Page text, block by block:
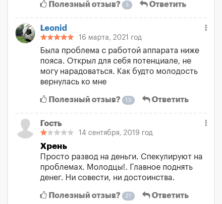
Полезный отзыв? 3 Ответить
Leonid
16 марта, 2021 год
Была проблема с работой аппарата ниже
пояса. Открыл для себя потенциале, не
могу нарадоваться. Как будто молодость
вернулась ко мне
Полезный отзыв? 13 Ответить
Гость
14 сентября, 2019 год
Хрень
Просто развод на деньги. Спекулируют на
проблемах. Молодцы!. Главное поднять
денег. Ни совести, ни достоинства.
Полезный отзыв? 27
Ответить